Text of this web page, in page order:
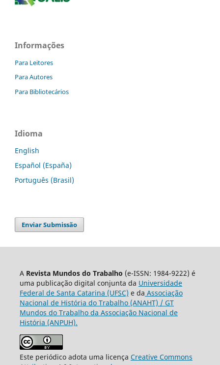
Informações
Para Leitores
Para Autores
Para Bibliotecários
Idioma
English
Español (España)
Português (Brasil)
Enviar Submissão
A Revista Mundos do Trabalho (e-ISSN: 1984-9222) é
uma publicação digital conjunta da Universidade
Federal de Santa Catarina (UFSC) e da Associação
Nacional de História do Trabalho (ANAHT) / GT
Mundos do Trabalho da Associação Nacional de
História (ANPUH).
Este periódico adota uma licença Creative Commons